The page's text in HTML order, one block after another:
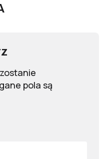
pola są